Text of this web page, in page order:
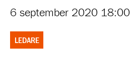
6 september 2020 18:00
LEDARE